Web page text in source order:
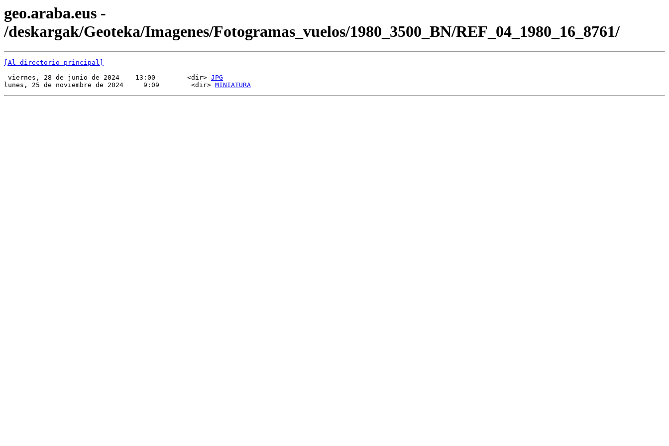
geo.araba.eus -
/deskargak/Geoteka/Imagenes/Fotogramas_vuelos/1980_3500_BN/REF_04_1980_16_8761/
[Al directorio principal]
viernes, 28 de junio de 2024    13:00        <dir> JPG
lunes, 25 de noviembre de 2024     9:09        <dir> MINIATURA